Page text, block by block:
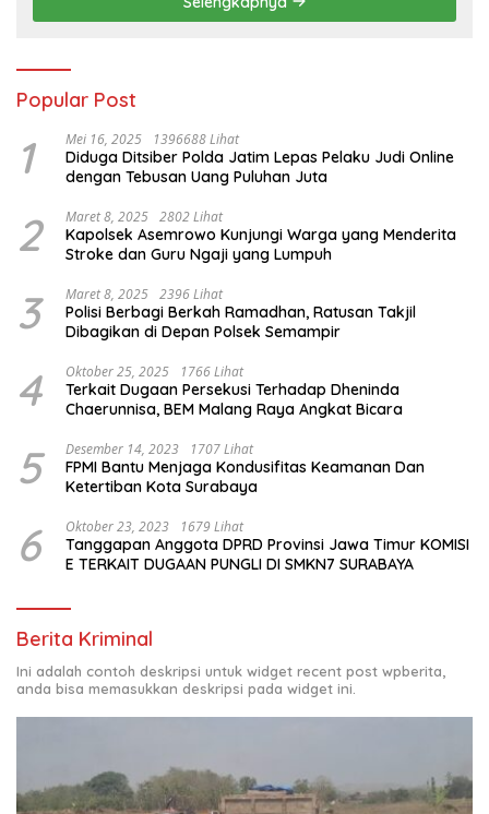
Popular Post
1 Mei 16, 2025 1396688 Lihat
Diduga Ditsiber Polda Jatim Lepas Pelaku Judi Online
dengan Tebusan Uang Puluhan Juta
2 Maret 8, 2025 2802 Lihat
Kapolsek Asemrowo Kunjungi Warga yang Menderita
Stroke dan Guru Ngaji yang Lumpuh
3 Maret 8, 2025 2396 Lihat
Polisi Berbagi Berkah Ramadhan, Ratusan Takjil
Dibagikan di Depan Polsek Semampir
4 Oktober 25, 2025 1766 Lihat
Terkait Dugaan Persekusi Terhadap Dheninda
Chaerunnisa, BEM Malang Raya Angkat Bicara
5 Desember 14, 2023 1707 Lihat
FPMI Bantu Menjaga Kondusifitas Keamanan Dan
Ketertiban Kota Surabaya
6 Oktober 23, 2023 1679 Lihat
Tanggapan Anggota DPRD Provinsi Jawa Timur KOMISI
E TERKAIT DUGAAN PUNGLI DI SMKN7 SURABAYA
Berita Kriminal
Ini adalah contoh deskripsi untuk widget recent post wpberita,
anda bisa memasukkan deskripsi pada widget ini.